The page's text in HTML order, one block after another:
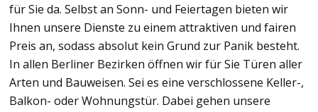
für Sie da. Selbst an Sonn- und Feiertagen bieten wir
Ihnen unsere Dienste zu einem attraktiven und fairen
Preis an, sodass absolut kein Grund zur Panik besteht.
In allen Berliner Bezirken öffnen wir für Sie Türen aller
Arten und Bauweisen. Sei es eine verschlossene Keller-,
Balkon- oder Wohnungstür. Dabei gehen unsere